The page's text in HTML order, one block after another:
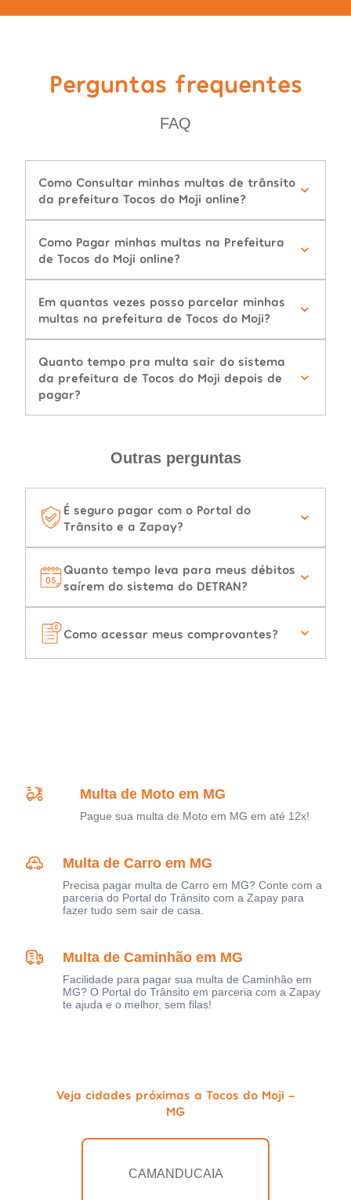
Perguntas frequentes
FAQ
Como Consultar minhas multas de trânsito
da prefeitura Tocos do Moji online?
Como Pagar minhas multas na Prefeitura
de Tocos do Moji online?
Em quantas vezes posso parcelar minhas
multas na prefeitura de Tocos do Moji?
Quanto tempo pra multa sair do sistema
da prefeitura de Tocos do Moji depois de
pagar?
Outras perguntas
É seguro pagar com o Portal do
Trânsito e a Zapay?
Quanto tempo leva para meus débitos
saírem do sistema do DETRAN?
Como acessar meus comprovantes?
Multa de Moto em MG
Pague sua multa de Moto em MG em até 12x!
Multa de Carro em MG
Precisa pagar multa de Carro em MG? Conte com a
parceria do Portal do Trânsito com a Zapay para
fazer tudo sem sair de casa.
Multa de Caminhão em MG
Facilidade para pagar sua multa de Caminhão em
MG? O Portal do Trânsito em parceria com a Zapay
te ajuda e o melhor, sem filas!
Veja cidades próximas a Tocos do Moji -
MG
CAMANDUCAIA